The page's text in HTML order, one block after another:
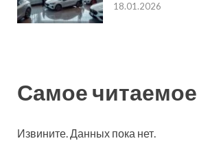
18.01.2026
Самое читаемое
Извините. Данных пока нет.